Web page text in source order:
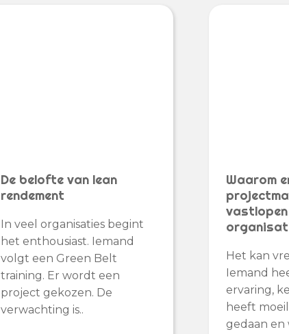
De belofte van lean
rendement
In veel organisaties begint
het enthousiast. Iemand
volgt een Green Belt
training. Er wordt een
project gekozen. De
verwachting is..
Waarom
vastlopen
Het kan
Iemand
ervaring,
heeft
gedaan en